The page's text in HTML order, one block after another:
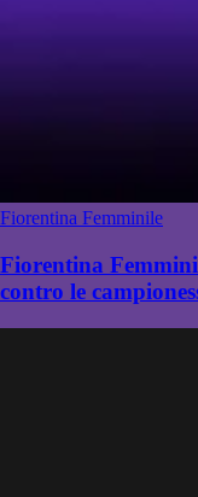
Fiorentina Femminile
Fiorentina
contro le